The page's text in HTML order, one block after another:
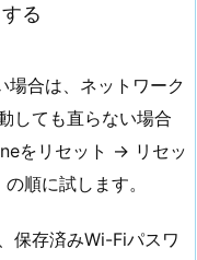
る
場合は、ネットワーク
しても直らない場合
をリセット → リセッ
順に試します。
保存済みWi-Fiパスワ